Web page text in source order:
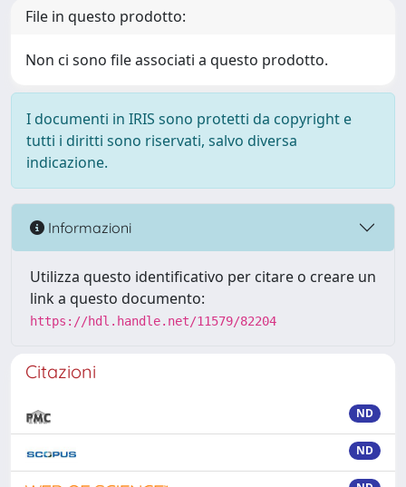
File in questo prodotto:
Non ci sono file associati a questo prodotto.
I documenti in IRIS sono protetti da copyright e
tutti i diritti sono riservati, salvo diversa
indicazione.
Informazioni
Utilizza questo identificativo per citare o creare un
link a questo documento:
https://hdl.handle.net/11579/82204
Citazioni
ND
ND